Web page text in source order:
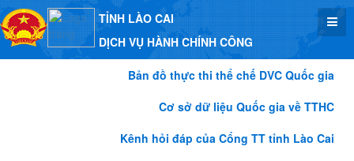
TỈNH LÀO CAI
DỊCH VỤ HÀNH CHÍNH CÔNG
Bản đồ thực thi thể chế DVC Quốc gia
Cơ sở dữ liệu Quốc gia về TTHC
Kênh hỏi đáp của Cổng TT tỉnh Lào Cai